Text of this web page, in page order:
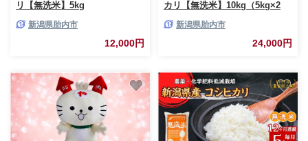
リ【無洗米】5kg
新潟県胎内市
12,000円
カリ【無洗米】10kg（5kg×2
新潟県胎内市
24,000円